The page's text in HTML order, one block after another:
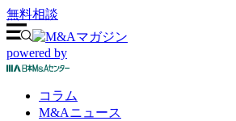
無料相談
powered by
コラム
M&Aニュース